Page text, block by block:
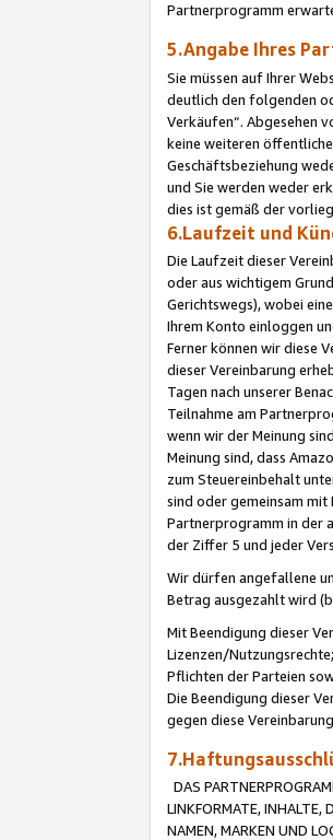
Partnerprogramm
5.Angabe Ihres
Sie müssen auf Ihrer
deutlich den folgenden
Verkäufen“. Abgesehen
keine weiteren
Geschäftsbeziehung
und Sie werden weder
dies ist gemäß der
6.Laufzeit und
Die Laufzeit dieser
oder aus wichtigem
Gerichtswegs), wobei
Ihrem Konto einloggen
Ferner können wir diese
dieser Vereinbarung
Tagen nach unserer
Teilnahme am
wenn wir der Meinung
Meinung sind, dass
zum Steuereinbehalt
sind oder gemeinsam mit
Partnerprogramm in der
der Ziffer 5 und jeder
Wir dürfen angefallene
Betrag ausgezahlt wird
Mit Beendigung dieser
Lizenzen/
Pflichten der Parteien
Die Beendigung dieser
gegen diese
DAS
LINKFORMATE, INHALTE,
NAMEN, MARKEN UND